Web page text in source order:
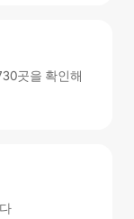
곳을 확인해